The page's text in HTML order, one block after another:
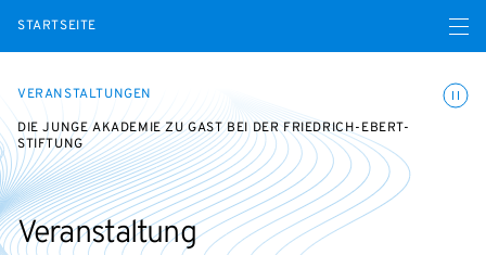
STARTSEITE Menü
VERANSTALTUNGEN
DIE JUNGE AKADEMIE ZU GAST BEI DER FRIEDRICH-EBERT-
STIFTUNG
Veranstaltung